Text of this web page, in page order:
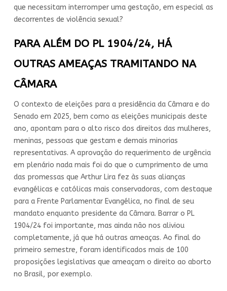
que necessitam interromper uma gestação, em especial as
decorrentes de violência sexual?
PARA ALÉM DO PL 1904/24, HÁ
OUTRAS AMEAÇAS TRAMITANDO NA
CÂMARA
O contexto de eleições para a presidência da Câmara e do
Senado em 2025, bem como as eleições municipais deste
ano, apontam para o alto risco dos direitos das mulheres,
meninas, pessoas que gestam e demais minorias
representativas. A aprovação do requerimento de urgência
em plenário nada mais foi do que o cumprimento de uma
das promessas que Arthur Lira fez às suas alianças
evangélicas e católicas mais conservadoras, com destaque
para a Frente Parlamentar Evangélica, no final de seu
mandato enquanto presidente da Câmara. Barrar o PL
1904/24 foi importante, mas ainda não nos aliviou
completamente, já que há outras ameaças. Ao final do
primeiro semestre, foram identificados mais de 100
proposições legislativas que ameaçam o direito ao aborto
no Brasil, por exemplo.